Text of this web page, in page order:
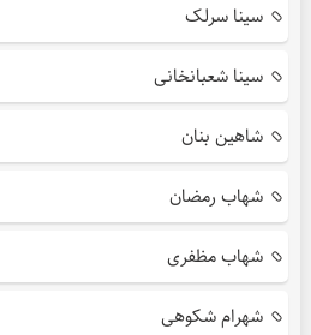
سینا سرلک
سینا شعبانخانی
شاهین بنان
شهاب رمضان
شهاب مظفری
شهرام شکوهی